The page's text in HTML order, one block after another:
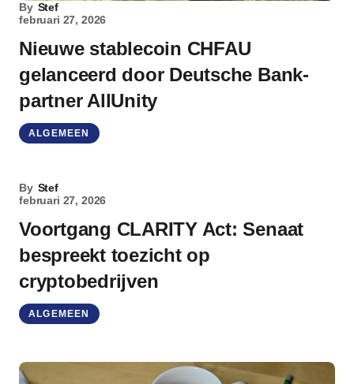
By Stef
februari 27, 2026
Nieuwe stablecoin CHFAU
gelanceerd door Deutsche Bank-
partner AllUnity
ALGEMEEN
By Stef
februari 27, 2026
Voortgang CLARITY Act: Senaat
bespreekt toezicht op
cryptobedrijven
ALGEMEEN